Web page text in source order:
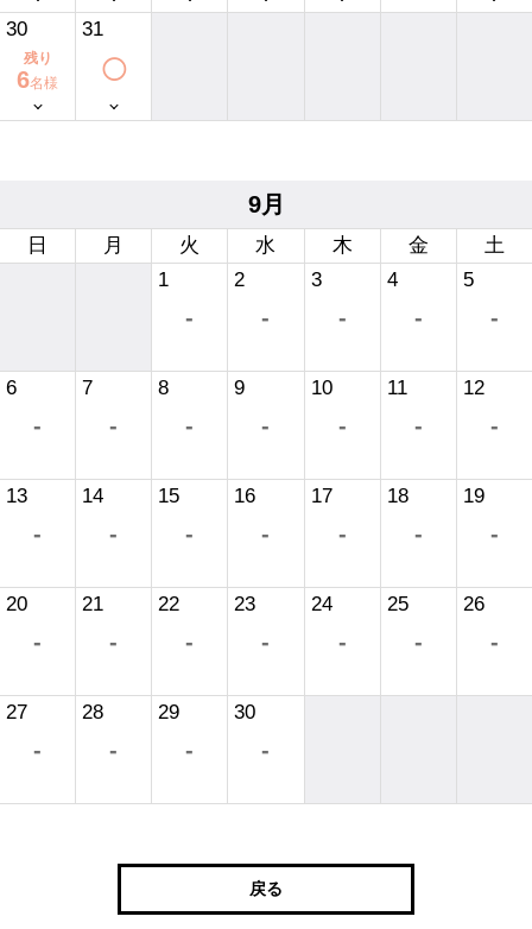
30
6名様
31
◯
9月
日 月 火 水 木 金
土
1
-
2
-
3
-
4
-
5
-
6
-
7
-
8
-
9
-
10
-
11
-
12
-
13
-
14
-
15
-
16
-
17
-
18
-
19
-
20
-
21
-
22
-
23
-
24
-
25
-
26
-
27
-
28
-
29
-
30
-
戻る